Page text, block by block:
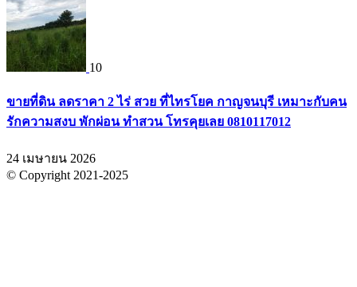
10
ขายที่ดิน ลดราคา 2 ไร่ สวย ที่ไทรโยค กาญจนบุรี เหมาะกับคน
รักความสงบ พักผ่อน ทำสวน โทรคุยเลย 0810117012
24 เมษายน 2026
© Copyright 2021-2025